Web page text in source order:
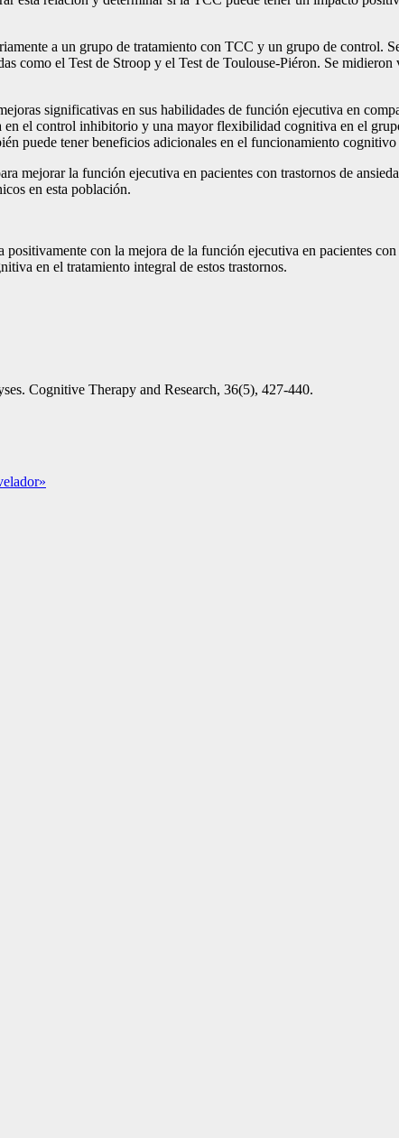
a un grupo de tratamiento con TCC y un grupo de control.
como el Test de Stroop y el Test de Toulouse-Piéron. Se
significativas en sus habilidades de función ejecutiva en
el control inhibitorio y una mayor flexibilidad cognitiva en el
puede tener beneficios adicionales en el funcionamiento cognitivo
mejorar la función ejecutiva en pacientes con trastornos de
en esta población.
con la mejora de la función ejecutiva en pacientes
en el tratamiento integral de estos trastornos.
Cognitive Therapy and Research, 36(5), 427-440.